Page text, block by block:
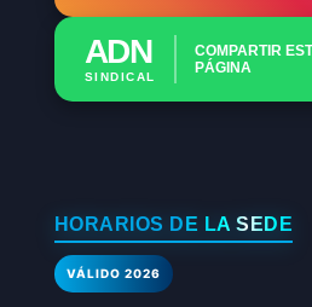
ADN
SINDICAL
COMPARTIR
PÁGINA
HORARIOS DE LA SEDE
VÁLIDO 2026